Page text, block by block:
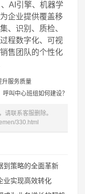
AI引擎、机器学
企业提供覆盖移
、识别、质检、
程数字化、可视
售团队的个性化
升服务质量
呼叫中心班组如何建设？
请联系客服删除。
330.html
到策略的全面革新
业实现高效转化